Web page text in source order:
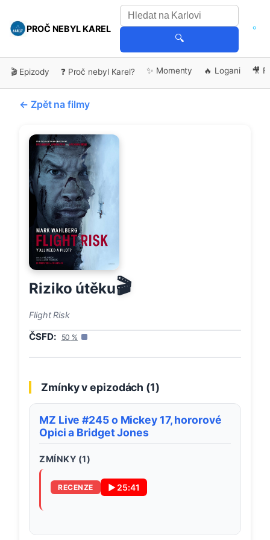
PROČ NEBYL KAREL
🔍
🎬 Epizody ❓ Proč nebyl Karel? ✨ Momenty 🔥 Logani 🎥
← Zpět na filmy
Riziko útěku🎬
Flight Risk
ČSFD: 50 %
Zmínky v epizodách (1)
MZ Live #245 o Mickey 17, hororové
Opici a Bridget Jones
ZMÍNKY (1)
RECENZE ▶ 25:41